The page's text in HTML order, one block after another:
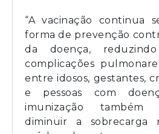
“A vacinação continua
forma de prevenção
da doença,
complicações
entre idosos, gestantes,
e pessoas com
imunização também
diminuir a sobrecarga